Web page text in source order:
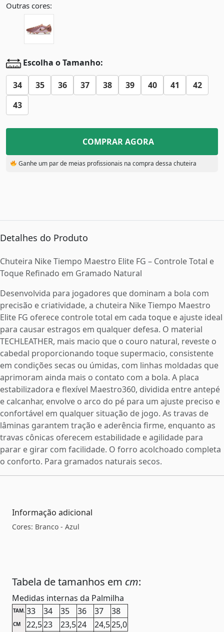
Outras cores:
Escolha o Tamanho:
34 35 36 37 38 39 40 41
42
43
COMPRAR AGORA
Ganhe um par de meias profissionais na compra dessa chuteira
Detalhes do Produto
Chuteira Nike Tiempo Maestro Elite FG – Controle Total e
Toque Refinado em Gramado Natural
Desenvolvida para jogadores que dominam a bola com
precisão e criatividade, a chuteira Nike Tiempo Maestro
Elite FG oferece controle total em cada toque e ajuste ideal
para causar estragos em qualquer defesa. O material
TECHLEATHER, mais macio que o couro natural, reveste o
cabedal proporcionando toque supermacio, consistente
em condições secas ou úmidas, com linhas moldadas que
aprimoram ainda mais o contato com a bola. A placa
estabilizadora e flexível Maestro360, dividida entre antepé
e calcanhar, envolve o arco do pé para um ajuste preciso e
confortável em qualquer situação de jogo. As travas de
lâminas garantem tração e aderência firme, enquanto as
travas cônicas oferecem estabilidade e agilidade para
parar e girar com facilidade. O forro acolchoado completa
o conforto. Para gramados naturais secos.
Informação adicional
Cores: Branco - Azul
Tabela de tamanhos em cm:
Medidas internas da Palmilha
TAM. 33 34 35 36 37 38
CM 22,523 23,524 24,525,0